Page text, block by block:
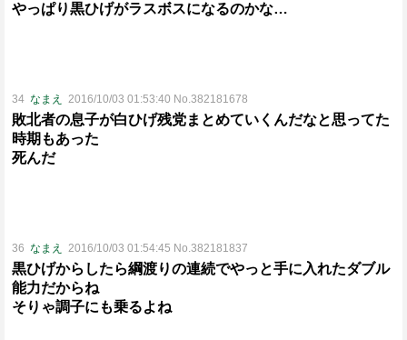
やっぱり黒ひげがラスボスになるのかな…
34 なまえ 2016/10/03 01:53:40 No.382181678
敗北者の息子が白ひげ残党まとめていくんだなと思ってた
時期もあった
死んだ
36 なまえ 2016/10/03 01:54:45 No.382181837
黒ひげからしたら綱渡りの連続でやっと手に入れたダブル
能力だからね
そりゃ調子にも乗るよね